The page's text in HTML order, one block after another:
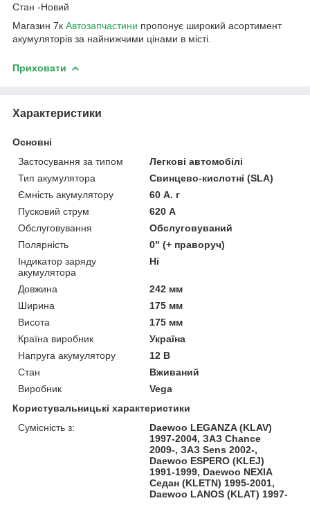
Стан -Новий
Магазин 7к Автозапчастини пропонує широкий асортимент
акумуляторів за найнижчими цінами в місті.
Приховати
Характеристики
Основні
Застосування за типом
Легкові автомобілі
Тип акумулятора
Свинцево-кислотні (SLA)
Ємність акумулятору
60 А. г
Пусковий струм
620 А
Обслуговування
Обслуговуваний
Полярність
0" (+ праворуч)
Індикатор заряду
акумулятора
Ні
Довжина
242 мм
Ширина
175 мм
Висота
175 мм
Країна виробник
Україна
Напруга акумулятору
12 В
Стан
Вживаний
Виробник
Vega
Користувальницькі характеристики
Сумісність з:
Daewoo LEGANZA (KLAV)
1997-2004, ЗАЗ Chance
2009-, ЗАЗ Sens 2002-,
Daewoo ESPERO (KLEJ)
1991-1999, Daewoo NEXIA
Седан (KLETN) 1995-2001,
Daewoo LANOS (KLAT) 1997-